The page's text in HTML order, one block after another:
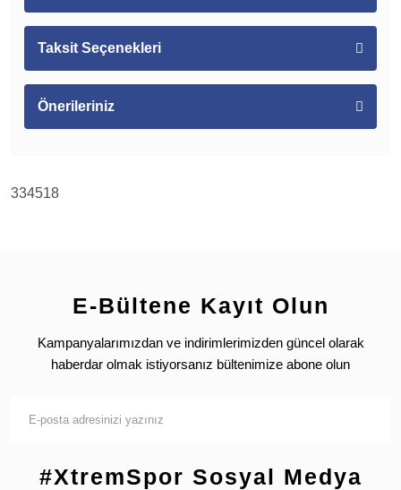
Taksit Seçenekleri
Önerileriniz
334518
E-Bültene Kayıt Olun
Kampanyalarımızdan ve indirimlerimizden güncel olarak
haberdar olmak istiyorsanız bültenimize abone olun
#XtremSpor Sosyal Medya